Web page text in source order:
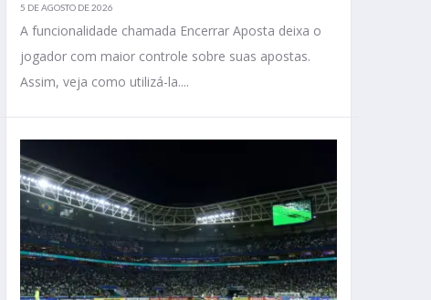
5 DE AGOSTO DE 2026
A funcionalidade chamada Encerrar Aposta deixa o
jogador com maior controle sobre suas apostas.
Assim, veja como utilizá-la....